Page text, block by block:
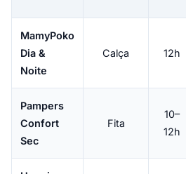
MamyPoko
Dia &
Noite
Calça 12h
Pampers
Confort
Sec
Fita
10–
12h